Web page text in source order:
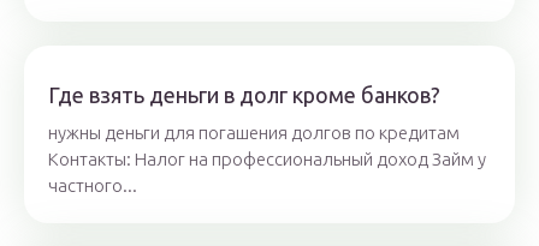
Где взять деньги в долг кроме банков?
нужны деньги для погашения долгов по кредитам
Контакты: Налог на профессиональный доход Займ у
частного...